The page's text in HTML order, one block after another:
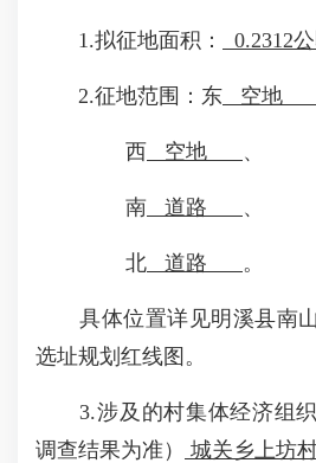
1.拟征地面积： 0.2312
2.征地范围：东 空地
西 空地 、
南 道路 、
北 道路 。
具体位置详见明溪县南山
选址规划红线图。
3.涉及的村集体经济组织
调查结果为准）
城关乡上坊